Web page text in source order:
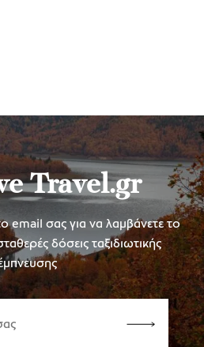
Travel.gr
email σας για να λαμβάνετε το
δόσεις ταξιδιωτικής